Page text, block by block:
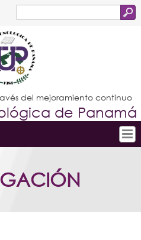
de
búsqueda
del mejoramiento continuo
de Panamá
la UTP